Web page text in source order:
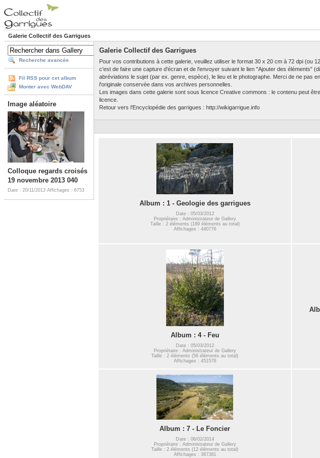
Galerie Collectif des Garrigues
Recherche avancée
Fil RSS pour cet album
Monter avec WebDAV
Image aléatoire
Colloque regards croisés
19 novembre 2013 040
Date : 20/11/2013 Affichages : 6753
Galerie Collectif des Garrigues
Pour vos contributions à cette galerie, veuillez utiliser le format 30 x 20 cm à 72 dpi (ou
c'est de faire une capture d'écran et de l'envoyer suivant le lien "Ajouter des éléments"
abréviations le sujet (par ex. genre, espèce), le lieu et le photographe. Merci de ne pas
l'originale conservée dans vos archives personnelles.
Les images dans cette galerie sont sous licence Creative commons : le contenu peut
licence.
Retour vers l'Encyclopédie des garrigues : http://wikigarrigue.info
Album : 1 - Geologie des garrigues
Date : 05/03/2012
Propriétaire : Administrateur de Gallery
Taille : 2 éléments (189 éléments au total)
Affichages : 440776
Album : 4 - Feu
Date : 05/03/2012
Propriétaire : Administrateur de Gallery
Taille : 2 éléments (56 éléments au total)
Affichages : 451578
Album : 7 - Le Foncier
Date : 06/02/2014
Propriétaire : Administrateur de Gallery
Taille : 2 éléments (12 éléments au total)
Affichages : 367381